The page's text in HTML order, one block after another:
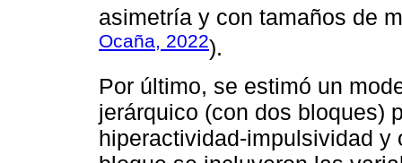
asimetría y con tamaños de
Ocaña, 2022).
Por último, se estimó un
jerárquico (con dos bloques)
hiperactividad-impulsividad y